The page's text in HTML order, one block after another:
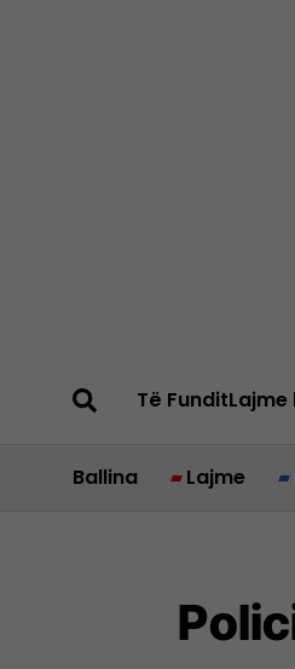
Të FunditLajme
Ballina Lajme